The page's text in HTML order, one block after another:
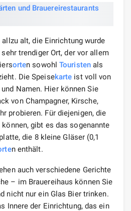
alt, die Einrichtung wurde
trendiger Ort, der vor allem
orten sowohlTouristenals
Die Speisekarte ist voll von
Namen. Hier können Sie
von Champagner, Kirsche,
probieren. Für diejenigen, die
gibt es das sogenannte
die 8 kleine Gläser (0,1
n enthält.
auch verschiedene Gerichte
– im Brauereihaus können Sie
nicht nur ein Glas Bier trinken.
Innere der Einrichtung, das ein